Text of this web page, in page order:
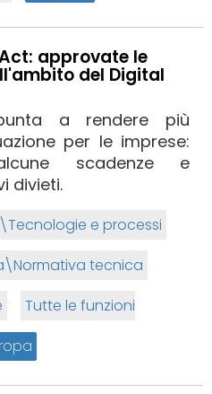
approvate le
del Digital
a rendere più
per le imprese:
scadenze e
divieti.
e processi
tecnica
Tutte le funzioni